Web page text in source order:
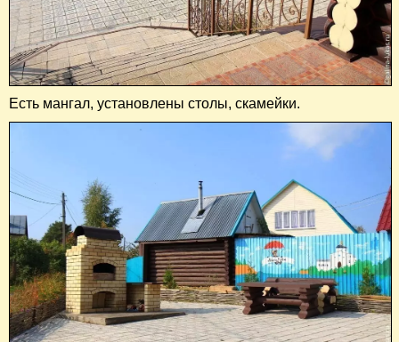
Есть мангал, установлены столы, скамейки.